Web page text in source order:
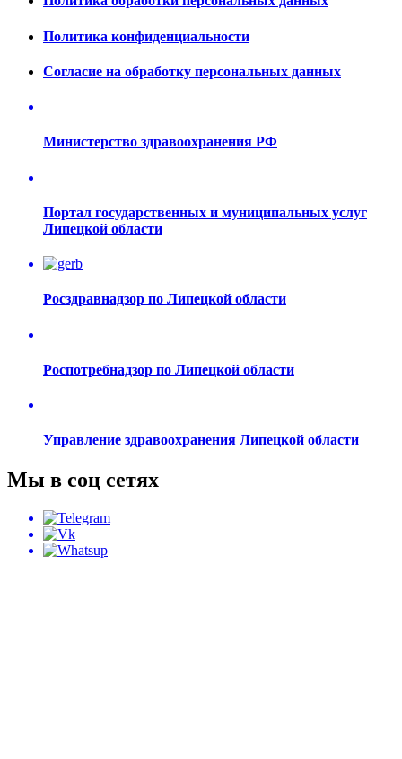
Политика конфиденциальности
Согласие на обработку персональных данных
Министерство здравоохранения РФ
Портал государственных и муниципальных услуг
Липецкой области
Росздравнадзор по Липецкой области
Роспотребнадзор по Липецкой области
Управление здравоохранения Липецкой области
Мы в соц сетях